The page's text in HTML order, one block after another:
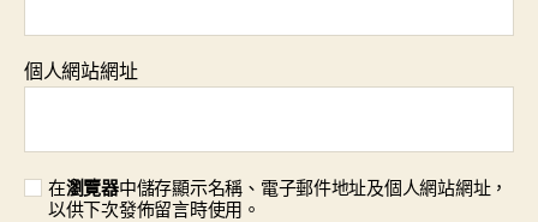
個人網站網址
在瀏覽器中儲存顯示名稱、電子郵件地址及個人網站網址，
以供下次發佈留言時使用。